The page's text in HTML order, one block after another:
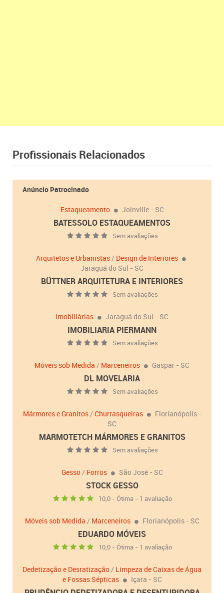
Profissionais Relacionados
Anúncio Patrocinado
Estaqueamento Joinville - SC
BATESSOLO ESTAQUEAMENTOS
Sem avaliações
Arquitetos e Urbanistas/ Design de Interiores
Jaraguá do Sul - SC
BÜTTNER ARQUITETURA E INTERIORES
Sem avaliações
Imobiliárias Jaraguá do Sul - SC
IMOBILIARIA PIERMANN
Sem avaliações
Móveis sob Medida / Marceneiros Gaspar - SC
DL MOVELARIA
Sem avaliações
Mármores e Granitos/Churrasqueiras
Florianópolis -
SC
MARMOTETCH MÁRMORES E GRANITOS
Sem avaliações
Gesso/ Forros São José - SC
STOCK GESSO
10,0 - Ótima - 1 avaliação
Móveis sob Medida / Marceneiros Florianópolis - SC
EDUARDO MÓVEIS
10,0 - Ótima - 1 avaliação
Dedetização e Desratização/ Limpeza de Caixas de Água
e Fossas Sépticas
Içara - SC